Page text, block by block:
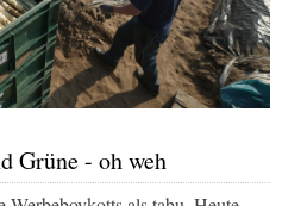
Grüne - oh weh